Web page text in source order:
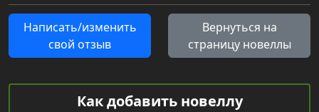
Написать/изменить
свой отзыв
Вернуться на
страницу новеллы
Как добавить новеллу